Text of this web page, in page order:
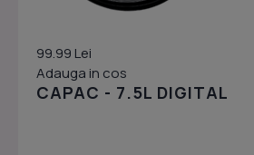
99.99 Lei
Adauga in cos
CAPAC - 7.5L DIGITAL